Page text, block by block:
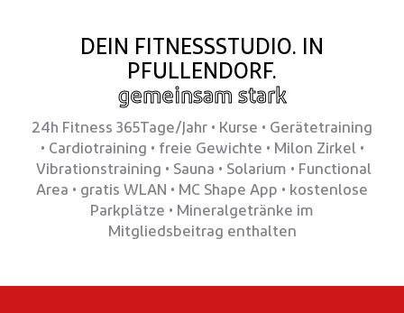
DEIN FITNESSSTUDIO. IN
PFULLENDORF.
gemeinsam stark
24h Fitness 365Tage/Jahr • Kurse • Gerätetraining
• Cardiotraining • freie Gewichte • Milon Zirkel •
Vibrationstraining • Sauna • Solarium • Functional
Area • gratis WLAN • MC Shape App • kostenlose
Parkplätze • Mineralgetränke im
Mitgliedsbeitrag enthalten